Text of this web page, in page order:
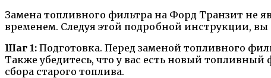
Замена топливного фильтра на Форд Транзит не
временем. Следуя этой подробной инструкции, вы
Шаг 1: Подготовка. Перед заменой топливного
Также убедитесь, что у вас есть новый
сбора старого топлива.